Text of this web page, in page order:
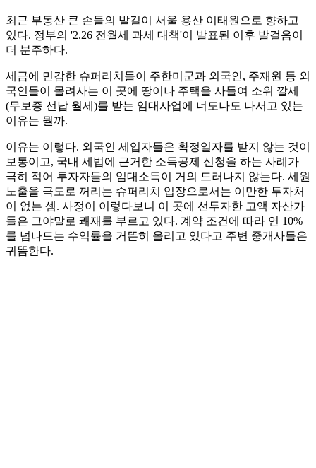
최근 부동산 큰 손들의 발길이 서울 용산 이태원으로 향하고
있다. 정부의 '2.26 전월세 과세 대책'이 발표된 이후 발걸음이
더 분주하다.
세금에 민감한 슈퍼리치들이 주한미군과 외국인, 주재원 등 외
국인들이 몰려사는 이 곳에 땅이나 주택을 사들여 소위 깔세
(무보증 선납 월세)를 받는 임대사업에 너도나도 나서고 있는
이유는 뭘까.
이유는 이렇다. 외국인 세입자들은 확정일자를 받지 않는 것이
보통이고, 국내 세법에 근거한 소득공제 신청을 하는 사례가
극히 적어 투자자들의 임대소득이 거의 드러나지 않는다. 세원
노출을 극도로 꺼리는 슈퍼리치 입장으로서는 이만한 투자처
이 없는 셈. 사정이 이렇다보니 이 곳에 선투자한 고액 자산가
들은 그야말로 쾌재를 부르고 있다. 계약 조건에 따라 연 10%
를 넘나드는 수익률을 거뜬히 올리고 있다고 주변 중개사들은
귀뜸한다.